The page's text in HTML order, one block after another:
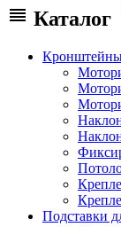
Каталог
Кронштейны
Подставки